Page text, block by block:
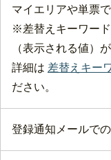
マイエリアや単票
※差替えキーワー
（表示される値）
詳細は 差替えキー
ださい。
登録通知メールで